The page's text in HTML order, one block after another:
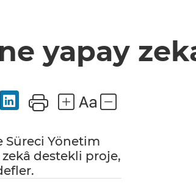
yapay
Süreci Yönetim
destekli proje,